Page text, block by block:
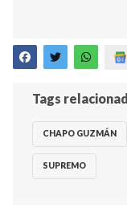
Tags
CHAPO GUZMÁN
SUPREMO